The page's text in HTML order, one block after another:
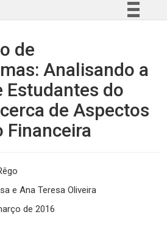
Participe
Acesso à informação
Legislação
Canais
de
Analisando a
Estudantes do
de Aspectos
Financeira
e Ana Teresa Oliveira
de 2016